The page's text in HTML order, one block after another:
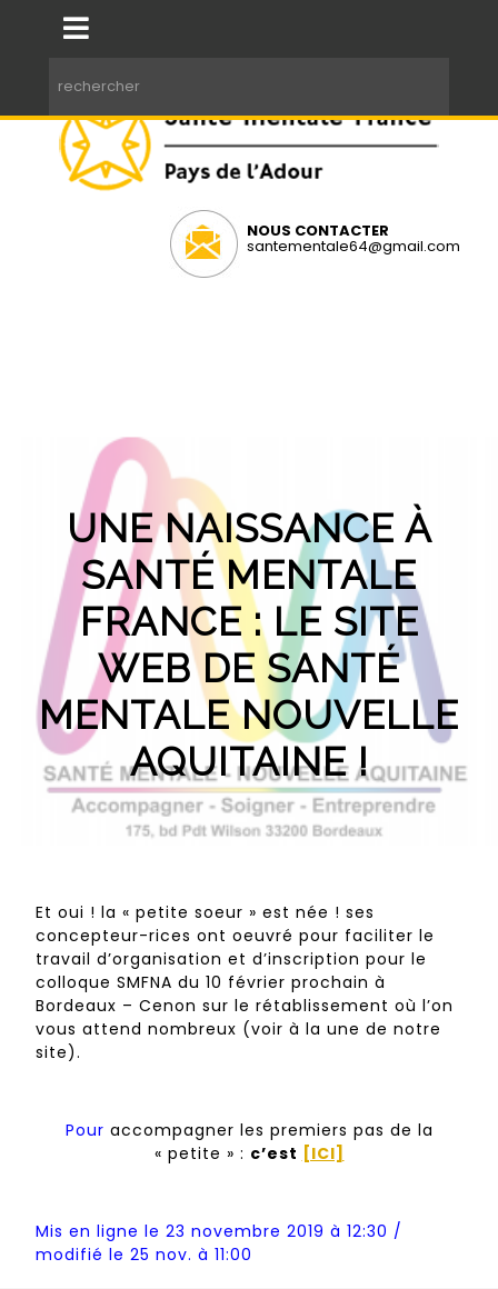
NOUS CONTACTER
santementale64@gmail.com
UNE NAISSANCE À
SANTÉ MENTALE
FRANCE : LE SITE
WEB DE SANTÉ
MENTALE NOUVELLE
AQUITAINE !
Et oui ! la « petite soeur » est née ! ses
concepteur-rices ont oeuvré pour faciliter le
travail d’organisation et d’inscription pour le
colloque SMFNA du 10 février prochain à
Bordeaux – Cenon sur le rétablissement où l’on
vous attend nombreux (voir à la une de notre
site).
Pour accompagner les premiers pas de la
« petite » : c’est [ICI]
Mis en ligne le 23 novembre 2019 à 12:30 /
modifié le 25 nov. à 11:00